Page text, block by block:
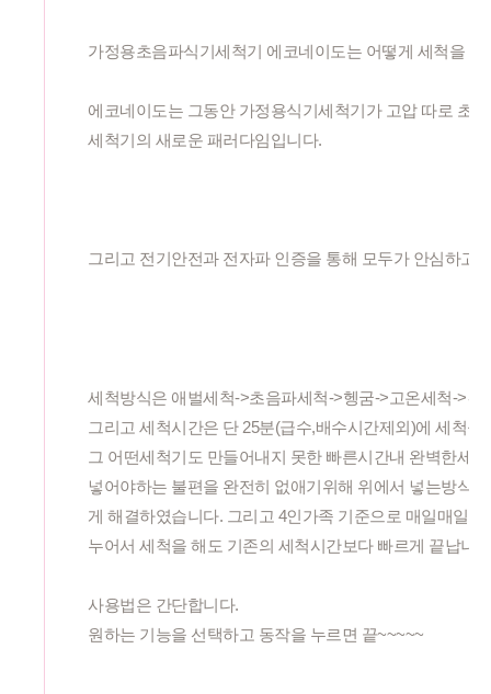
가정용초음파식기세척기 에코네이도는 어떻게 세척을 하
에코네이도는 그동안 가정용식기세척기가 고압 따로 초
세척기의 새로운 패러다임입니다.
그리고 전기안전과 전자파 인증을 통해 모두가 안심하고
세척방식은 애벌세척->초음파세척->헹굼->고온세척->건
그리고 세척시간은 단 25분(급수,배수시간제외)에 세척
그 어떤세척기도 만들어내지 못한 빠른시간내 완벽한세
넣어야하는 불편을 완전히 없애기위해 위에서 넣는방식,
게 해결하였습니다. 그리고 4인가족 기준으로 매일매일
누어서 세척을 해도 기존의 세척시간보다 빠르게 끝납니
사용법은 간단합니다.
원하는 기능을 선택하고 동작을 누르면 끝~~~~~